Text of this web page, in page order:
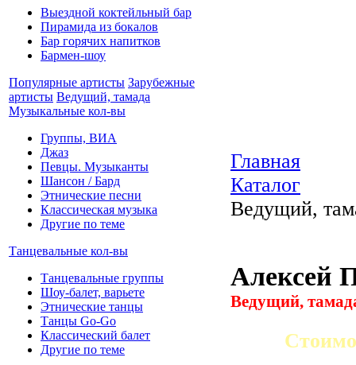
Выездной коктейльный бар
Пирамида из бокалов
Бар горячих напитков
Бармен-шоу
Популярные артисты Зарубежные
артисты Ведущий, тамада
Музыкальные кол-вы
Группы, ВИА
Джаз
Певцы. Музыканты
Шансон / Бард
Этнические песни
Классическая музыка
Другие по теме
Танцевальные кол-вы
Танцевальные группы
Шоу-балет, варьете
Этнические танцы
Танцы Go-Go
Классический балет
Другие по теме
Главная
Каталог
Ведущий,
Алексей
Ведущий,